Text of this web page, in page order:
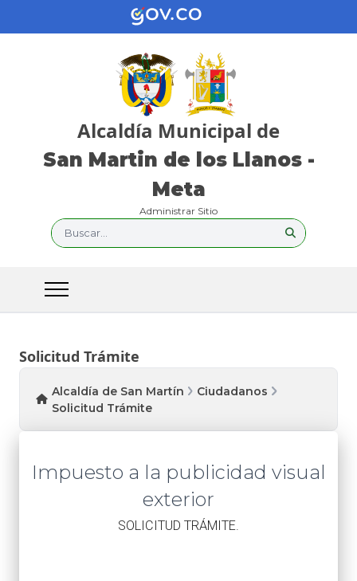
Alcaldía Municipal de
San Martin de los Llanos -
Meta
Administrar Sitio
Buscar...
Solicitud Trámite
Alcaldía de San Martín
Ciudadanos
Solicitud Trámite
Impuesto a la publicidad visual
exterior
​SOLICITUD TRÁMITE.